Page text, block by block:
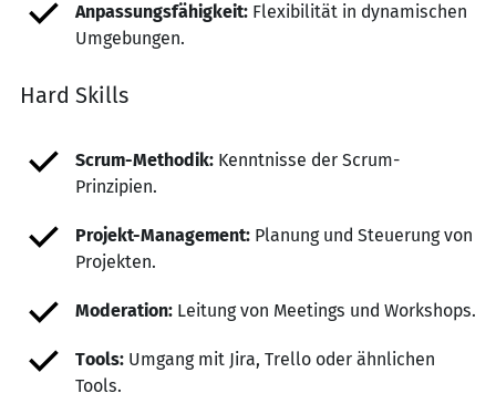
Anpassungsfähigkeit: Flexibilität in dynamischen
Umgebungen.
Hard Skills
Scrum-Methodik: Kenntnisse der Scrum-
Prinzipien.
Projekt-Management: Planung und Steuerung von
Projekten.
Moderation: Leitung von Meetings und Workshops.
Tools: Umgang mit Jira, Trello oder ähnlichen
Tools.